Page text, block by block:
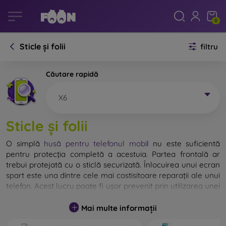
0
Sticle și folii filtru
Căutare rapidă
X6
Sticle și folii
O simplă husă pentru telefonul mobil nu este suficientă
pentru protecția completă a acestuia. Partea frontală ar
trebui protejată cu o sticlă securizată. Înlocuirea unui ecran
spart este una dintre cele mai costisitoare reparații ale unui
telefon. Acest lucru poate fi ușor prevenit prin utilizarea unei
Deși nu există sticlă indestructibilă pentru telefon, în
Mai multe informații